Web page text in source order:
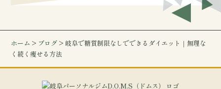
ホーム > ブログ > 岐阜で糖質制限なしでできるダイエット｜無理な
く続く痩せる方法